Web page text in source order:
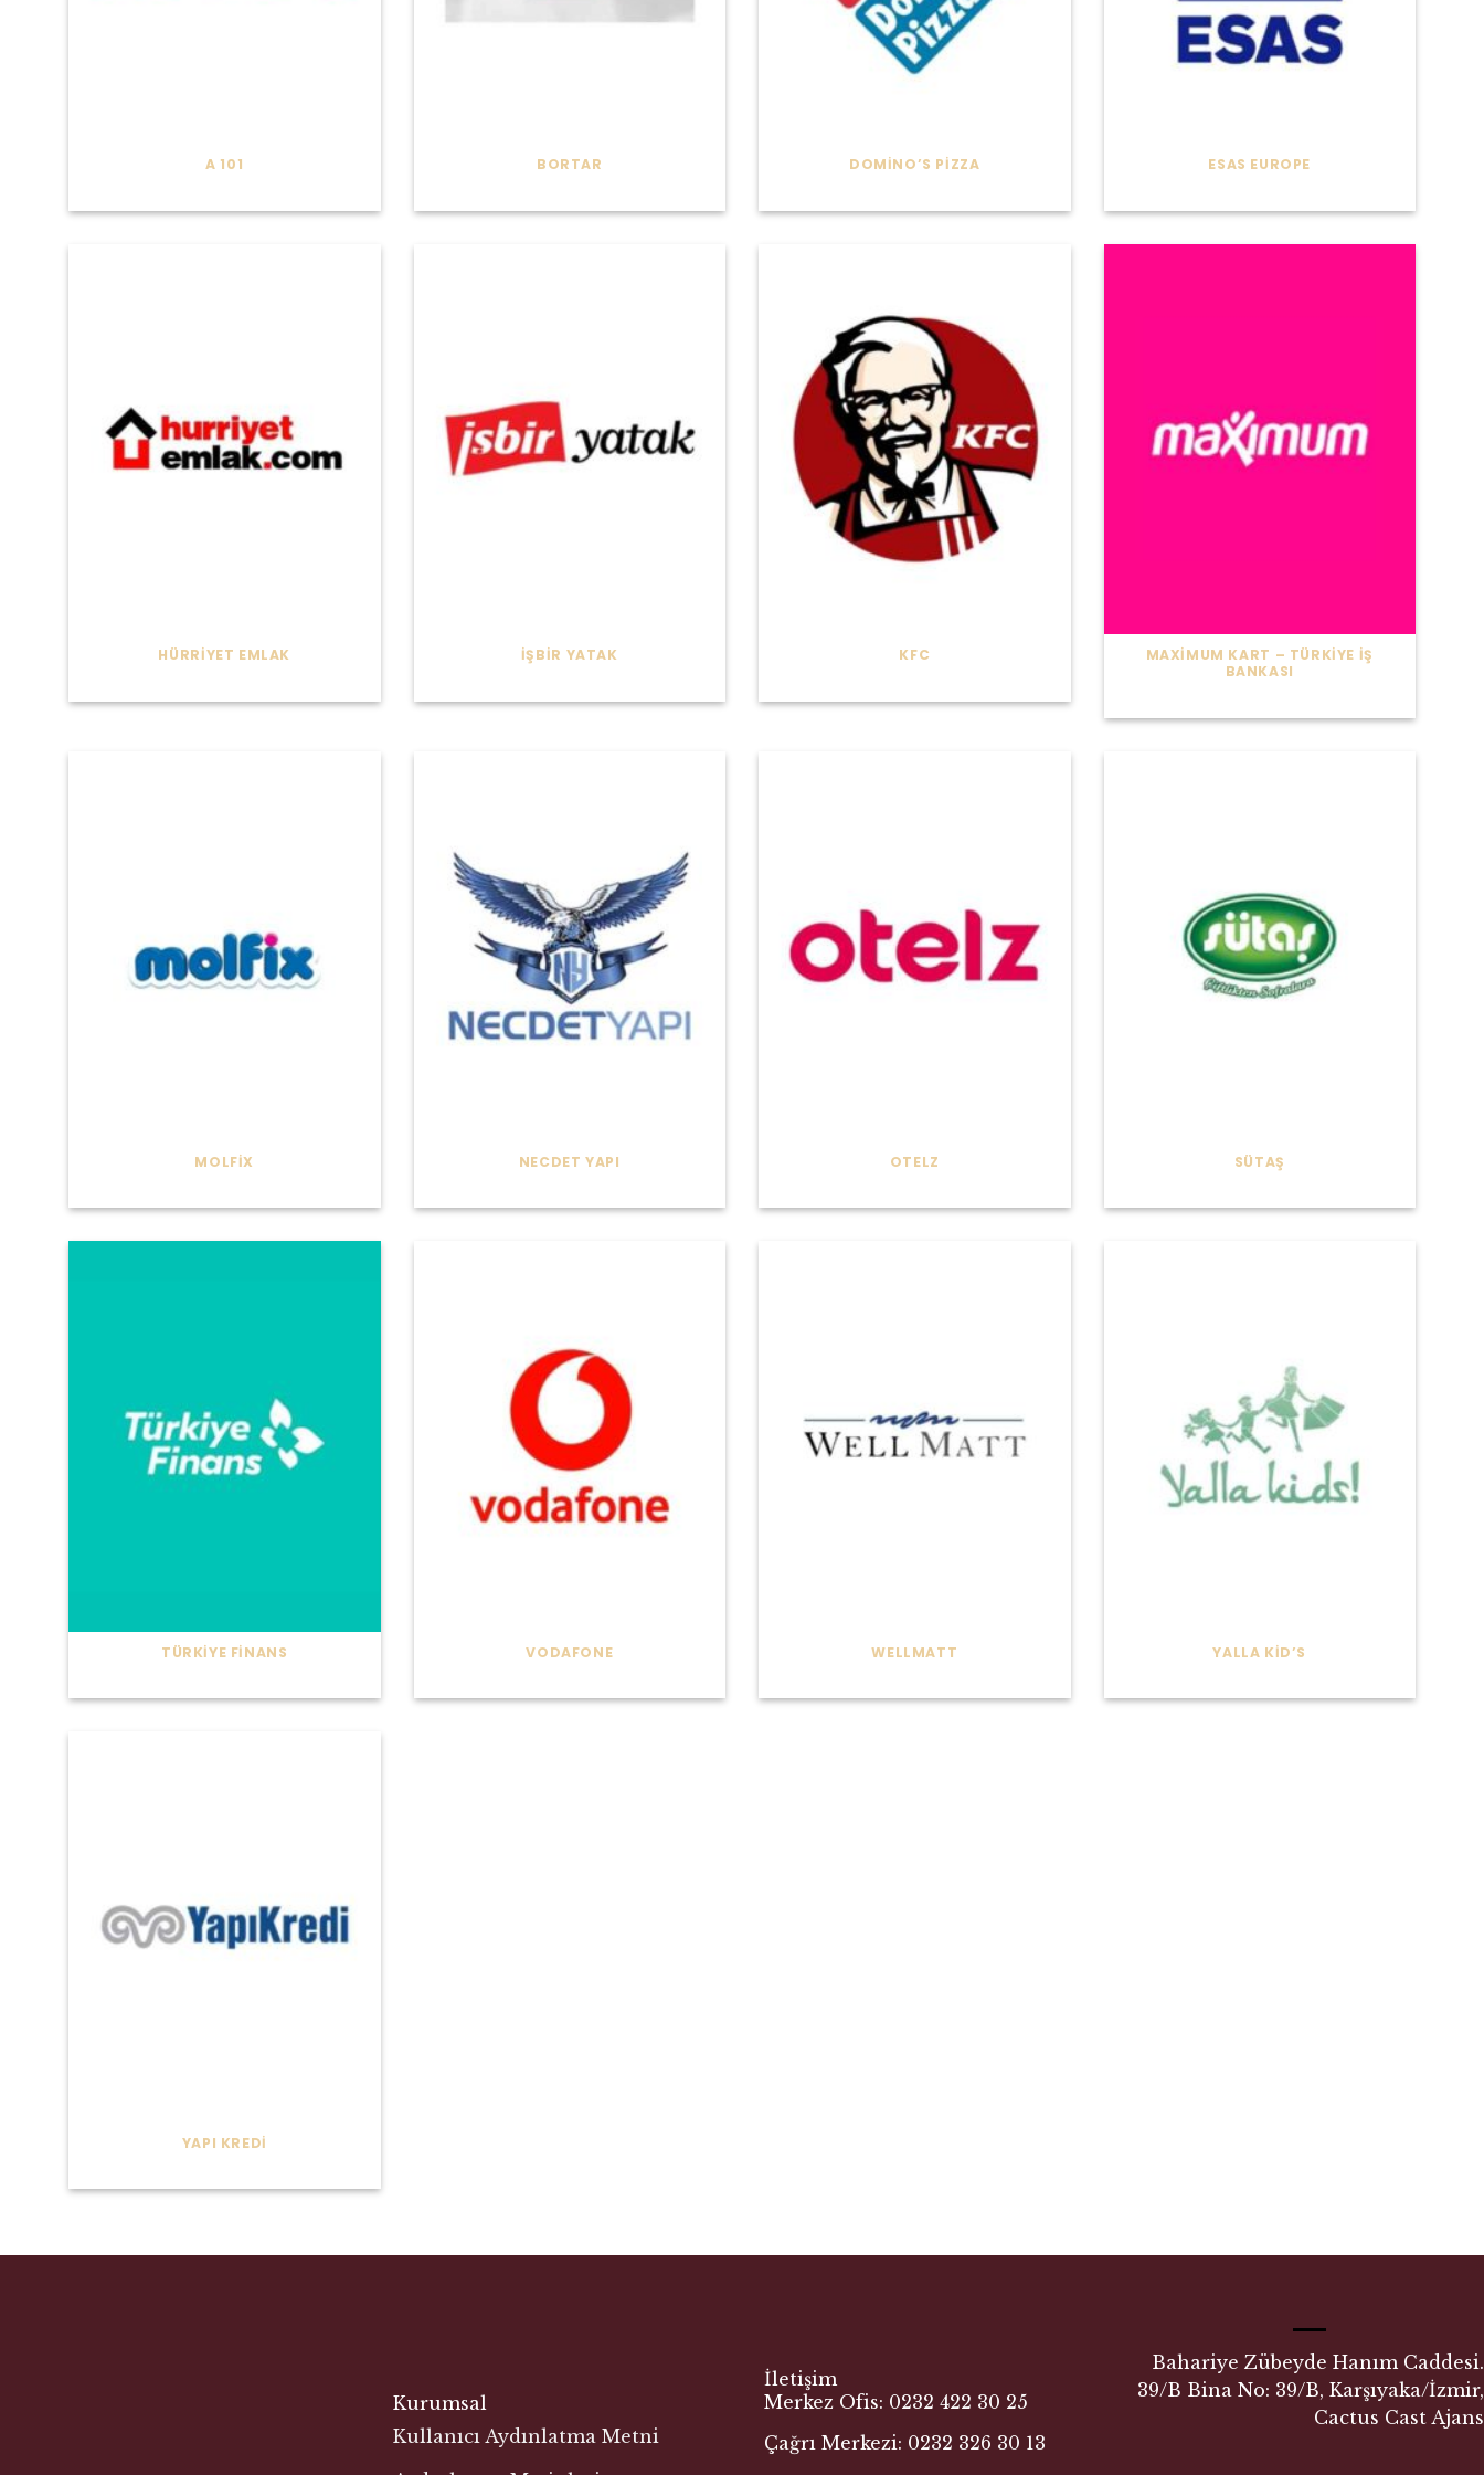
A 101 BORTAR DOMINO’S PIZZA ESAS EUROPE
HÜRRIYET EMLAK İŞBIR YATAK KFC
MAXIMUM KART – TÜRKIYE İŞ
BANKASI
MOLFIX NECDET YAPI OTELZ SÜTAŞ
TÜRKIYE FINANS VODAFONE WELLMATT YALLA KID’S
YAPI KREDI
Kurumsal
Kullanıcı Aydınlatma Metni
İletişim
Merkez Ofis: 0232 422 30 25
Çağrı Merkezi: 0232 326 30 13
Bahariye Zübeyde Hanım Caddesi.
39/B Bina No: 39/B, Karşıyaka/İzmir,
Cactus Cast Ajans